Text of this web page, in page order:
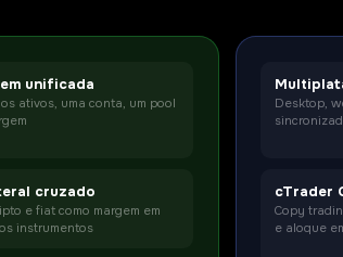
unificada
ativos, uma conta, um pool
cruzado
e fiat como margem em
instrumentos
Desktop,
cTrader
Copy
e aloque